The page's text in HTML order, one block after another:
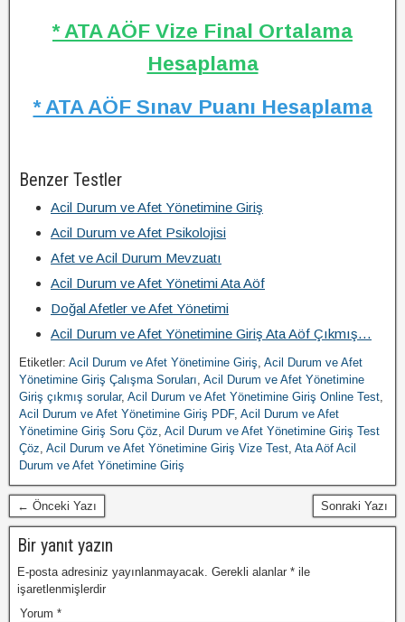
* ATA AÖF Vize Final Ortalama
Hesaplama
* ATA AÖF Sınav Puanı Hesaplama
Benzer Testler
Acil Durum ve Afet Yönetimine Giriş
Acil Durum ve Afet Psikolojisi
Afet ve Acil Durum Mevzuatı
Acil Durum ve Afet Yönetimi Ata Aöf
Doğal Afetler ve Afet Yönetimi
Acil Durum ve Afet Yönetimine Giriş Ata Aöf Çıkmış…
Etiketler: Acil Durum ve Afet Yönetimine Giriş, Acil Durum ve Afet
Yönetimine Giriş Çalışma Soruları, Acil Durum ve Afet Yönetimine
Giriş çıkmış sorular, Acil Durum ve Afet Yönetimine Giriş Online Test,
Acil Durum ve Afet Yönetimine Giriş PDF, Acil Durum ve Afet
Yönetimine Giriş Soru Çöz, Acil Durum ve Afet Yönetimine Giriş Test
Çöz, Acil Durum ve Afet Yönetimine Giriş Vize Test, Ata Aöf Acil
Durum ve Afet Yönetimine Giriş
← Önceki Yazı Sonraki Yazı
Bir yanıt yazın
E-posta adresiniz yayınlanmayacak. Gerekli alanlar * ile
işaretlenmişlerdir
Yorum *